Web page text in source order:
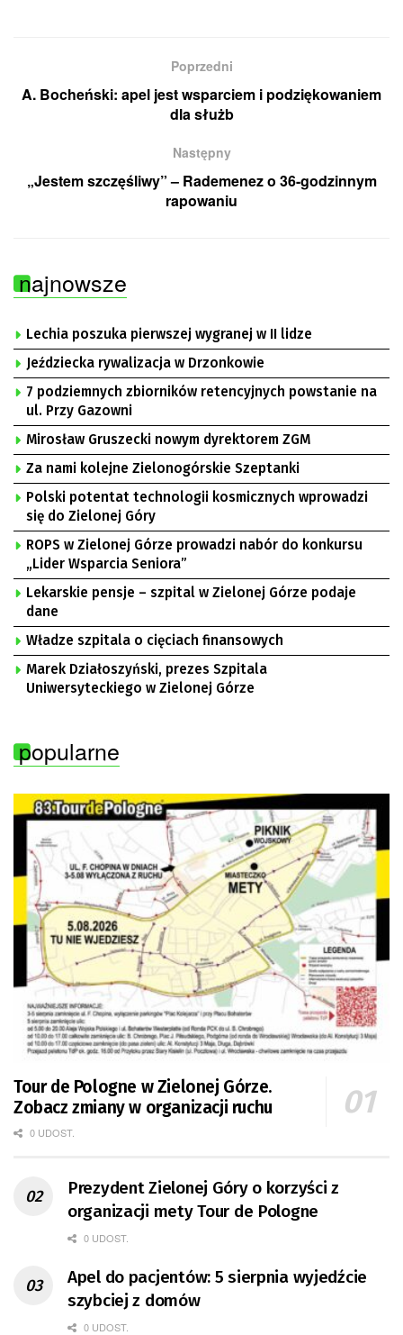
Poprzedni
A. Bocheński: apel jest wsparciem i podziękowaniem
dla służb
Następny
„Jestem szczęśliwy” – Rademenez o 36-godzinnym
rapowaniu
najnowsze
Lechia poszuka pierwszej wygranej w II lidze
Jeździecka rywalizacja w Drzonkowie
7 podziemnych zbiorników retencyjnych powstanie na
ul. Przy Gazowni
Mirosław Gruszecki nowym dyrektorem ZGM
Za nami kolejne Zielonogórskie Szeptanki
Polski potentat technologii kosmicznych wprowadzi
się do Zielonej Góry
ROPS w Zielonej Górze prowadzi nabór do konkursu
„Lider Wsparcia Seniora”
Lekarskie pensje – szpital w Zielonej Górze podaje
dane
Władze szpitala o cięciach finansowych
Marek Działoszyński, prezes Szpitala
Uniwersyteckiego w Zielonej Górze
popularne
Tour de Pologne w Zielonej Górze.
Zobacz zmiany w organizacji ruchu
0 UDOST.
Prezydent Zielonej Góry o korzyści z
organizacji mety Tour de Pologne
0 UDOST.
Apel do pacjentów: 5 sierpnia wyjedźcie
szybciej z domów
0 UDOST.